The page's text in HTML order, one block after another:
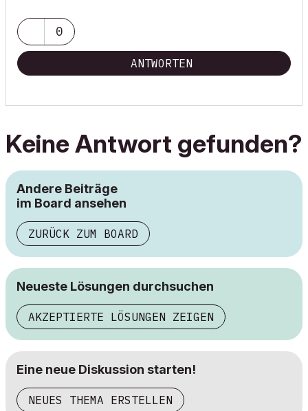
0
ANTWORTEN
Keine Antwort gefunden?
Andere Beiträge
im Board ansehen
ZURÜCK ZUM BOARD
Neueste Lösungen durchsuchen
AKZEPTIERTE LÖSUNGEN ZEIGEN
Eine neue Diskussion starten!
NEUES THEMA ERSTELLEN